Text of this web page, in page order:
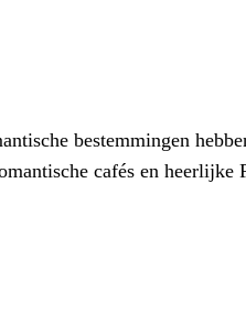
bestemmingen
cafés en heerlijke